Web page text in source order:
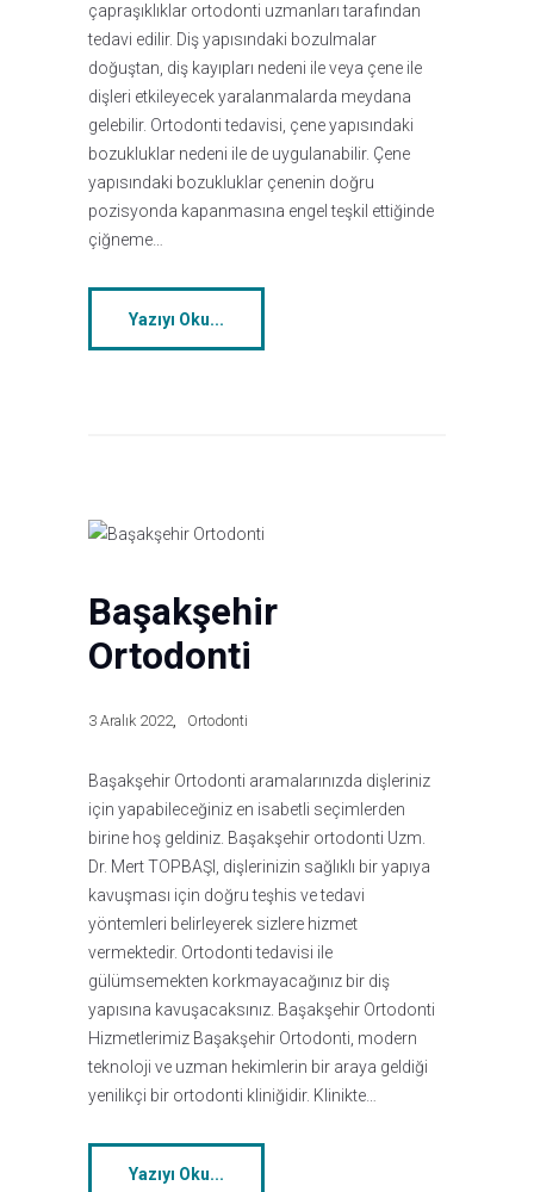
çapraşıklıklar ortodonti uzmanları tarafından
tedavi edilir. Diş yapısındaki bozulmalar
doğuştan, diş kayıpları nedeni ile veya çene ile
dişleri etkileyecek yaralanmalarda meydana
gelebilir. Ortodonti tedavisi, çene yapısındaki
bozukluklar nedeni ile de uygulanabilir. Çene
yapısındaki bozukluklar çenenin doğru
pozisyonda kapanmasına engel teşkil ettiğinde
çiğneme…
Yazıyı Oku...
Başakşehir
Ortodonti
3 Aralık 2022 Ortodonti
Başakşehir Ortodonti aramalarınızda dişleriniz
için yapabileceğiniz en isabetli seçimlerden
birine hoş geldiniz. Başakşehir ortodonti Uzm.
Dr. Mert TOPBAŞI, dişlerinizin sağlıklı bir yapıya
kavuşması için doğru teşhis ve tedavi
yöntemleri belirleyerek sizlere hizmet
vermektedir. Ortodonti tedavisi ile
gülümsemekten korkmayacağınız bir diş
yapısına kavuşacaksınız. Başakşehir Ortodonti
Hizmetlerimiz Başakşehir Ortodonti, modern
teknoloji ve uzman hekimlerin bir araya geldiği
yenilikçi bir ortodonti kliniğidir. Klinikte…
Yazıyı Oku...